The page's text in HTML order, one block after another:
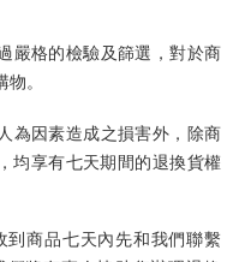
嚴格的檢驗及篩選，對於商
。
為因素造成之損害外，除商
均享有七天期間的退換貨權
到商品七天內先和我們聯繫